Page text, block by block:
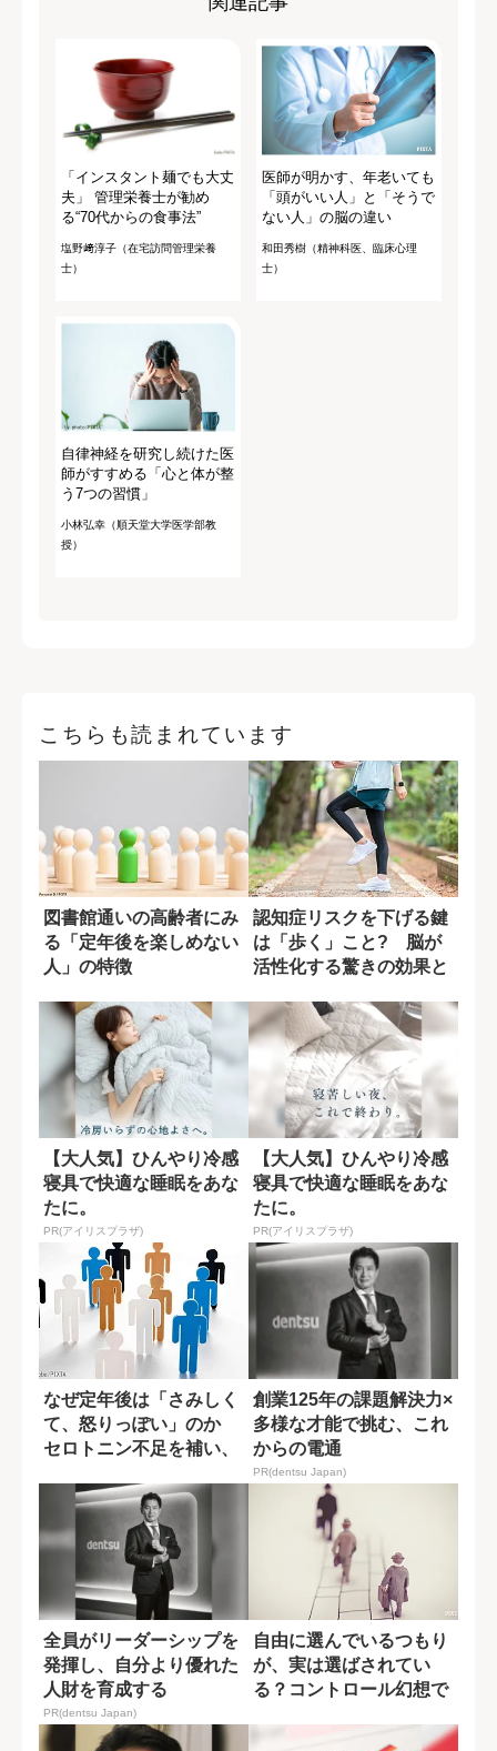
「インスタント麺でも大丈
夫」 管理栄養士が勧め
る“70代からの食事法”
塩野﨑淳子（在宅訪問管理栄養
士）
医師が明かす、年老いても
「頭がいい人」と「そうで
ない人」の脳の違い
和田秀樹（精神科医、臨床心理
士）
自律神経を研究し続けた医
師がすすめる「心と体が整
う7つの習慣」
小林弘幸（順天堂大学医学部教
授）
こちらも読まれています
図書館通いの高齢者にみ
る「定年後を楽しめない
人」の特徴
認知症リスクを下げる鍵
は「歩く」こと? 脳が
活性化する驚きの効果と
【大人気】ひんやり冷感
寝具で快適な睡眠をあな
たに。
PR(アイリスプラザ)
【大人気】ひんやり冷感
寝具で快適な睡眠をあな
たに。
PR(アイリスプラザ)
なぜ定年後は「さみしく
て、怒りっぽい」のか
セロトニン不足を補い、
創業125年の課題解決力×
多様な才能で挑む、これ
からの電通
PR(dentsu Japan)
全員がリーダーシップを
発揮し、自分より優れた
人財を育成する
PR(dentsu Japan)
自由に選んでいるつもり
が、実は選ばされてい
る？コントロール幻想で